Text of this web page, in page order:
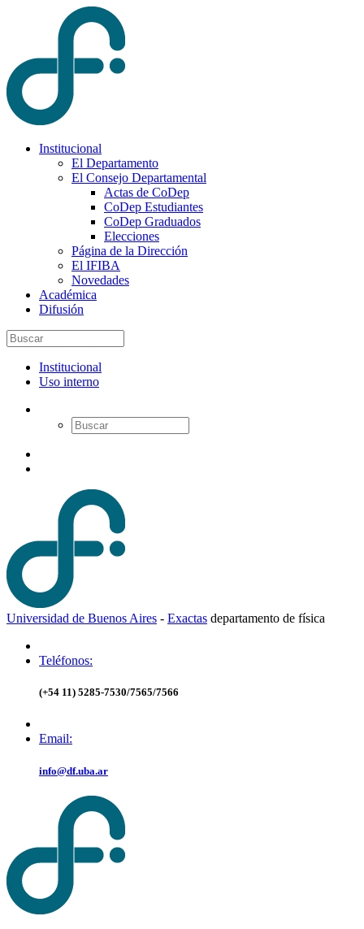
Institucional
El Departamento
El Consejo Departamental
Actas de CoDep
CoDep Estudiantes
CoDep Graduados
Elecciones
Página de la Dirección
El IFIBA
Novedades
Académica
Difusión
Institucional
Uso interno
Universidad de Buenos Aires - Exactas departamento de física
Teléfonos:
(+54 11) 5285-7530/7565/7566
Email:
info@df.uba.ar